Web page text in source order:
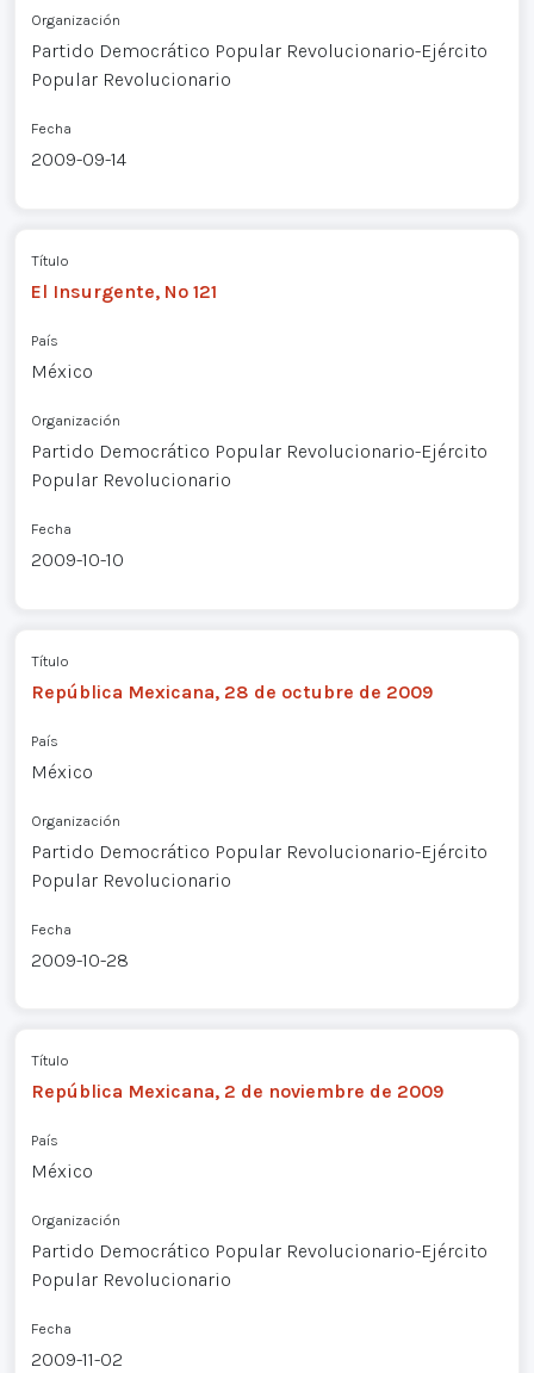
Organización
Partido Democrático Popular Revolucionario-Ejército
Popular Revolucionario
Fecha
2009-09-14
Título
El Insurgente, Nº 121
País
México
Organización
Partido Democrático Popular Revolucionario-Ejército
Popular Revolucionario
Fecha
2009-10-10
Título
República Mexicana, 28 de octubre de 2009
País
México
Organización
Partido Democrático Popular Revolucionario-Ejército
Popular Revolucionario
Fecha
2009-10-28
Título
República Mexicana, 2 de noviembre de 2009
País
México
Organización
Partido Democrático Popular Revolucionario-Ejército
Popular Revolucionario
Fecha
2009-11-02